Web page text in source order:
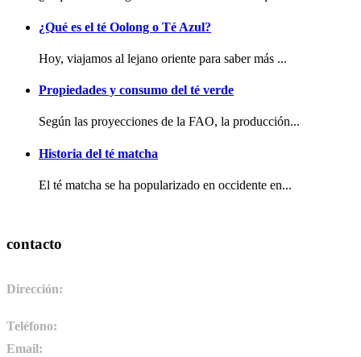
¿Qué es el té Oolong o Té Azul?
Hoy, viajamos al lejano oriente para saber más ...
Propiedades y consumo del té verde
Según las proyecciones de la FAO, la producción...
Historia del té matcha
El té matcha se ha popularizado en occidente en...
contacto
Dirección:
Teléfono:
Email: